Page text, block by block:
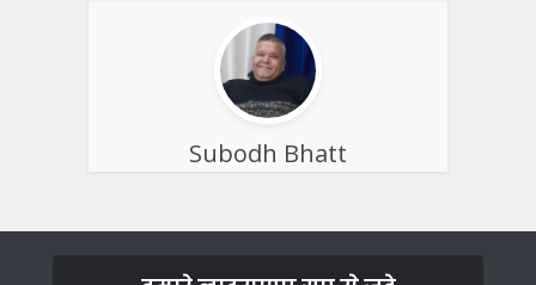
Subodh Bhatt